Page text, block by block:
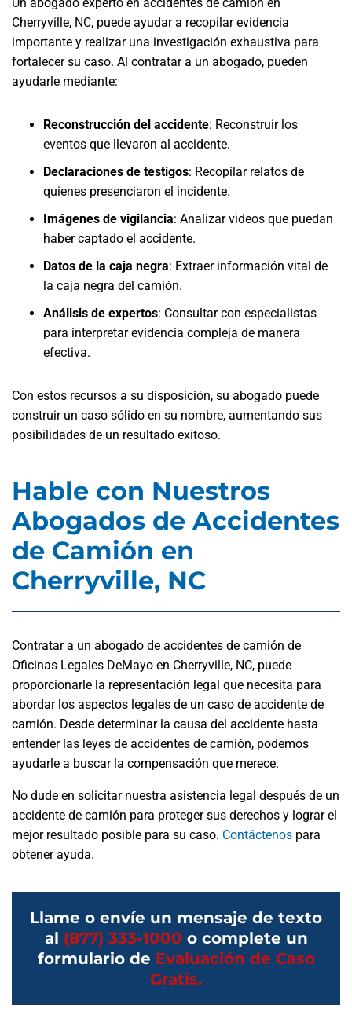
Cherryville, NC, puede ayudar a recopilar evidencia
importante y realizar una investigación exhaustiva para
fortalecer su caso. Al contratar a un abogado, pueden
ayudarle mediante:
Reconstrucción del accidente: Reconstruir los
eventos que llevaron al accidente.
Declaraciones de testigos: Recopilar relatos de
quienes presenciaron el incidente.
Imágenes de vigilancia: Analizar videos que puedan
haber captado el accidente.
Datos de la caja negra: Extraer información vital de
la caja negra del camión.
Análisis de expertos: Consultar con especialistas
para interpretar evidencia compleja de manera
efectiva.
Con estos recursos a su disposición, su abogado puede
construir un caso sólido en su nombre, aumentando sus
posibilidades de un resultado exitoso.
Hable con Nuestros
Abogados de Accidentes
de Camión en
Cherryville, NC
Contratar a un abogado de accidentes de camión de
Oficinas Legales DeMayo en Cherryville, NC, puede
proporcionarle la representación legal que necesita para
abordar los aspectos legales de un caso de accidente de
camión. Desde determinar la causa del accidente hasta
entender las leyes de accidentes de camión, podemos
ayudarle a buscar la compensación que merece.
No dude en solicitar nuestra asistencia legal después de un
accidente de camión para proteger sus derechos y lograr el
mejor resultado posible para su caso. Contáctenos para
obtener ayuda.
Llame o envíe un mensaje de texto
al (877) 333-1000 o complete un
formulario de Evaluación de Caso
Gratis.